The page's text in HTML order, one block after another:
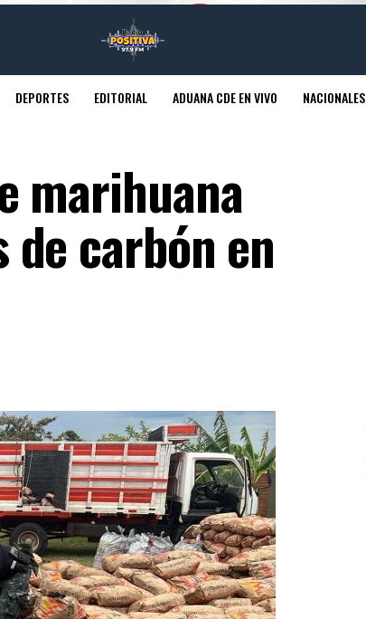
DEPORTES EDITORIAL ADUANA CDE EN VIVO NACIONALES
marihuana
carbón en